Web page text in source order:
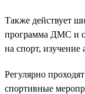
Также действует
программа ДМС и
на спорт, изучение
Регулярно
спортивные